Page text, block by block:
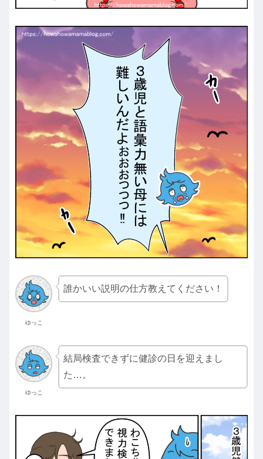
ゆっこ
誰かいい説明の仕方教えてください！
ゆっこ
結局検査できずに健診の日を迎えまし
た…。